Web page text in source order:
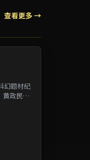
查看更多 →
幻题材纪
黄政民等